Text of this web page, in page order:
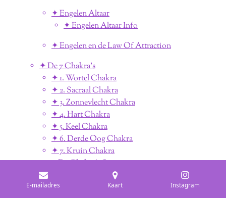
✦ Engelen Altaar
✦ Engelen Altaar Info
✦ Engelen en de Law Of Attraction
✦ De 7 Chakra's
✦ 1. Wortel Chakra
✦ 2. Sacraal Chakra
✦ 3. Zonnevlecht Chakra
✦ 4. Hart Chakra
✦ 5. Keel Chakra
✦ 6. Derde Oog Chakra
✦ 7. Kruin Chakra
⎈ De Chakra's Samengevat
✦ De 12 Chakra's
E-mailadres Kaart Instagram